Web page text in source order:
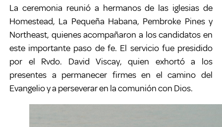
La ceremonia reunió a hermanos de las iglesias de
Homestead, La Pequeña Habana, Pembroke Pines y
Northeast, quienes acompañaron a los candidatos en
este importante paso de fe. El servicio fue presidido
por el Rvdo. David Viscay, quien exhortó a los
presentes a permanecer firmes en el camino del
Evangelio y a perseverar en la comunión con Dios.